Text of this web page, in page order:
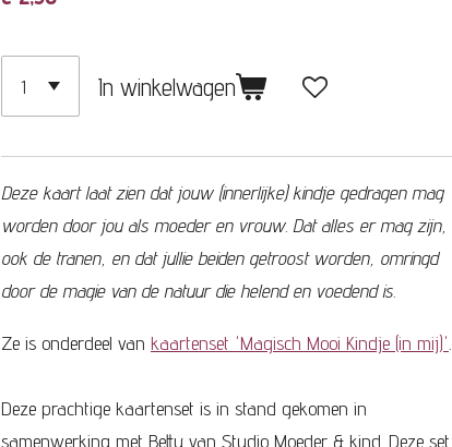
In winkelwagen
Deze kaart laat zien dat jouw (innerlijke) kindje gedragen mag
worden door jou als moeder en vrouw. Dat alles er mag zijn,
ook de tranen, en dat jullie beiden getroost worden, omringd
door de magie van de natuur die helend en voedend is.
Ze is onderdeel van kaartenset 'Magisch Mooi Kindje (in mij)'.
Deze prachtige kaartenset is in stand gekomen in
samenwerking met Betty van Studio Moeder & kind. Deze set